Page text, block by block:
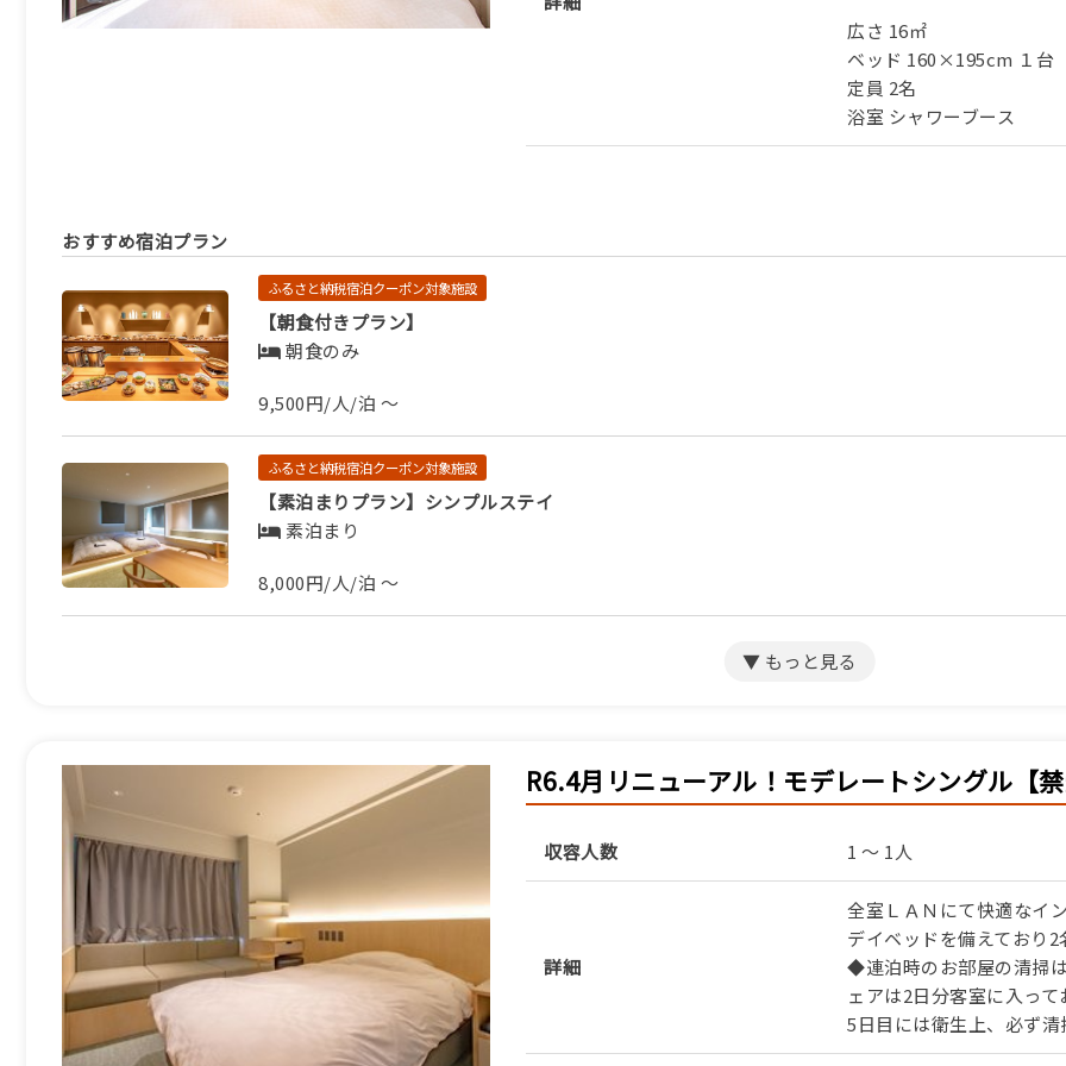
広さ 16㎡
ベッド 160×195cm １台
定員 2名
浴室 シャワーブース
おすすめ宿泊プラン
ふるさと納税宿泊クーポン対象施設
【朝食付きプラン】
朝食のみ
9,500円/人/泊 ～
ふるさと納税宿泊クーポン対象施設
【素泊まりプラン】シンプルステイ
素泊まり
8,000円/人/泊 ～
9,500円/人/泊 ～
ふるさと納税宿泊クーポン対象施設
全国ローカル鉄道サポーターズサミット宿泊プラン（素泊まり）
素泊まり
8,000円/人/泊 ～
R6.4月リニューアル！モデレートシングル【禁
収容人数 1 ～ 1人
詳細
全室ＬＡＮにて快適なイ
デイベッドを備えており2
◆連泊時のお部屋の清掃
ェアは2日分客室に入って
5日目には衛生上、必ず清